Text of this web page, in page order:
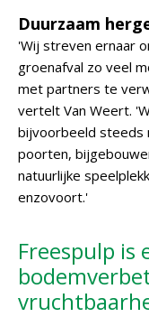
Duurzaam
'Wij streven ernaar
groenafval zo veel
met partners te
vertelt Van Weert.
bijvoorbeeld steeds
poorten,
natuurlijke
enzovoort.'
Freespulp